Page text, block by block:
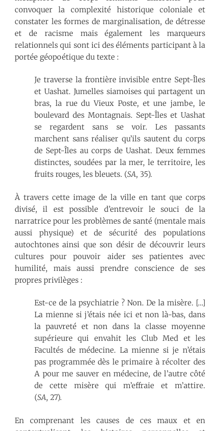
convoquer la complexité historique coloniale et
constater les formes de marginalisation, de détresse
et de racisme mais également les marqueurs
relationnels qui sont ici des éléments participant à la
portée géopoétique du texte :
Je traverse la frontière invisible entre Sept-Îles
et Uashat. Jumelles siamoises qui partagent un
bras, la rue du Vieux Poste, et une jambe, le
boulevard des Montagnais. Sept-Îles et Uashat
se regardent sans se voir. Les passants
marchent sans réaliser qu’ils sautent du corps
de Sept-Îles au corps de Uashat. Deux femmes
distinctes, soudées par la mer, le territoire, les
fruits rouges, les bleuets. (SA, 35).
À travers cette image de la ville en tant que corps
divisé, il est possible d’entrevoir le souci de la
narratrice pour les problèmes de santé (mentale mais
aussi physique) et de sécurité des populations
autochtones ainsi que son désir de découvrir leurs
cultures pour pouvoir aider ses patient·e·s avec
humilité, mais aussi prendre conscience de ses
propres privilèges :
Est-ce de la psychiatrie ? Non. De la misère. […]
La mienne si j’étais née ici et non là-bas, dans
la pauvreté et non dans la classe moyenne
supérieure qui envahit les Club Med et les
Facultés de médecine. La mienne si je n’étais
pas programmée dès le primaire à récolter des
A pour me sauver en médecine, de l’autre côté
de cette misère qui m’effraie et m’attire.
(SA, 27).
En comprenant les causes de ces maux et en